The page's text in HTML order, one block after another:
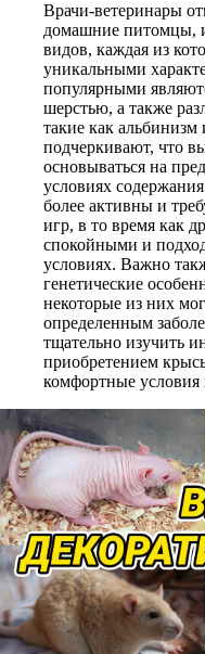
Врачи-ветеринары
домашние питомцы,
видов, каждая из
уникальными
популярными
шерстью, а также
такие как
подчеркивают, что
основываться на
условиях
более активны и
игр, в то время как
спокойными и
условиях. Важно
генетические
некоторые из них
определенным
тщательно изучить
приобретением
комфортные